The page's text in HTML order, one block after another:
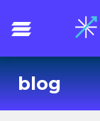
blog